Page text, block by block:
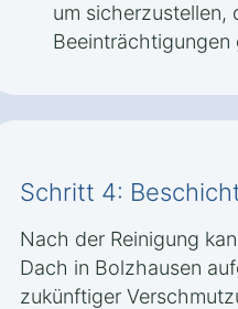
um sicherzustellen,
Beeinträchtigungen
Schritt 4:
Nach der Reinigung
Dach in Bolzhausen
zukünftiger